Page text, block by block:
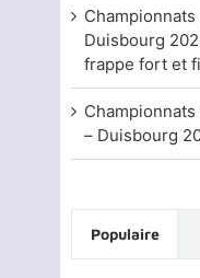
Duisbourg
frappe fort et
Championnats
– Duisbourg
Populaire